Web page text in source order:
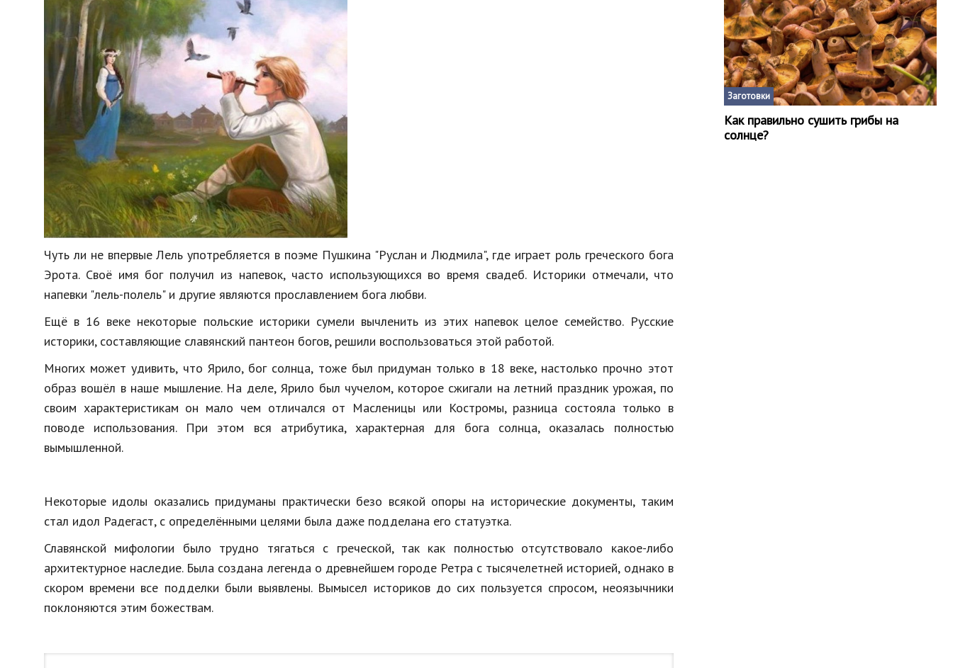
Чуть ли не впервые Лель употребляется в поэме Пушкина"Руслан и Людмила", где играет роль греческого бога
Эрота. Своё имя бог получил из напевок, часто использующихся во время свадеб. Историки отмечали, что
напевки "лель-полель" и другие являются прославлением бога любви.
Ещё в 16 веке некоторые польские историки сумели вычленить из этих напевок целое семейство. Русские
историки, составляющие славянский пантеон богов, решили воспользоваться этой работой.
Многих может удивить, что Ярило, бог солнца, тоже был придуман только в 18 веке, настолько прочно этот
образ вошёл в наше мышление. На деле, Ярило был чучелом, которое сжигали на летний праздник урожая, по
своим характеристикам он мало чем отличался от Масленицы или Костромы, разница состояла только в
поводе
использования. При этом вся атрибутика, характерная для бога солнца, оказалась
полностью
вымышленной.
Некоторые идолы оказались придуманы практически безо всякой опоры на исторические документы, таким
стал идол Радегаст, с определёнными целями была даже подделана его статуэтка.
Славянской мифологии было трудно тягаться с греческой, так как полностью отсутствовало какое-либо
архитектурное наследие. Была создана легенда о древнейшем городе Ретра с тысячелетней историей, однако в
скором времени все подделки были выявлены. Вымысел историков до сих пользуется спросом, неоязычники
поклоняются этим божествам.
Заготовки
Как правильно сушить грибы на
солнце?